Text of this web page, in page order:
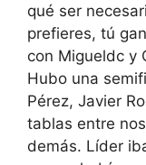
qué ser
prefieres, tú
con Migueldc y
Hubo una
Pérez, Javier
tablas entre
demás. Líder